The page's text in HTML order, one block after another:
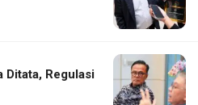
Ditata, Regulasi